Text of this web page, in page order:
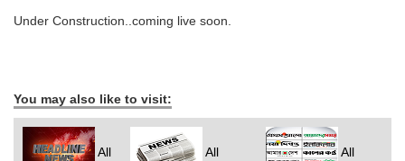
Under Construction..coming live soon.
You may also like to visit:
All All All